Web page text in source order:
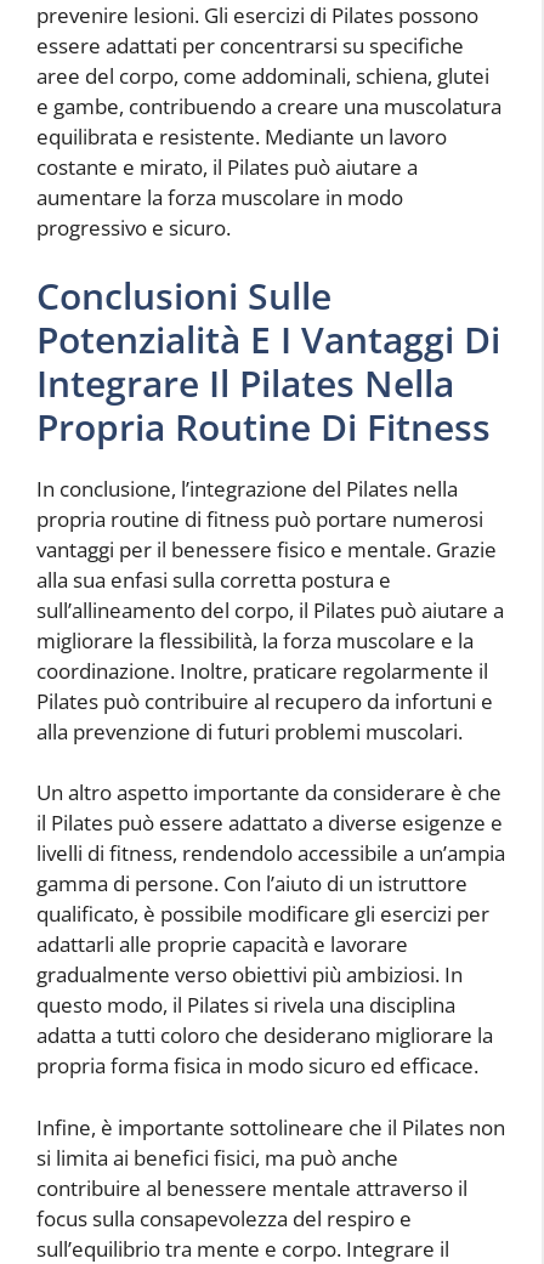
prevenire lesioni. Gli esercizi di Pilates possono
essere adattati per concentrarsi su specifiche
aree del corpo, come addominali, schiena, glutei
e gambe, contribuendo a creare una muscolatura
equilibrata e resistente. Mediante un lavoro
costante e mirato, il Pilates può aiutare a
aumentare la forza muscolare in modo
progressivo e sicuro.
Conclusioni Sulle
Potenzialità E I Vantaggi Di
Integrare Il Pilates Nella
Propria Routine Di Fitness
In conclusione, l’integrazione del Pilates nella
propria routine di fitness può portare numerosi
vantaggi per il benessere fisico e mentale. Grazie
alla sua enfasi sulla corretta postura e
sull’allineamento del corpo, il Pilates può aiutare a
migliorare la flessibilità, la forza muscolare e la
coordinazione. Inoltre, praticare regolarmente il
Pilates può contribuire al recupero da infortuni e
alla prevenzione di futuri problemi muscolari.
Un altro aspetto importante da considerare è che
il Pilates può essere adattato a diverse esigenze e
livelli di fitness, rendendolo accessibile a un’ampia
gamma di persone. Con l’aiuto di un istruttore
qualificato, è possibile modificare gli esercizi per
adattarli alle proprie capacità e lavorare
gradualmente verso obiettivi più ambiziosi. In
questo modo, il Pilates si rivela una disciplina
adatta a tutti coloro che desiderano migliorare la
propria forma fisica in modo sicuro ed efficace.
Infine, è importante sottolineare che il Pilates non
si limita ai benefici fisici, ma può anche
contribuire al benessere mentale attraverso il
focus sulla consapevolezza del respiro e
sull’equilibrio tra mente e corpo. Integrare il